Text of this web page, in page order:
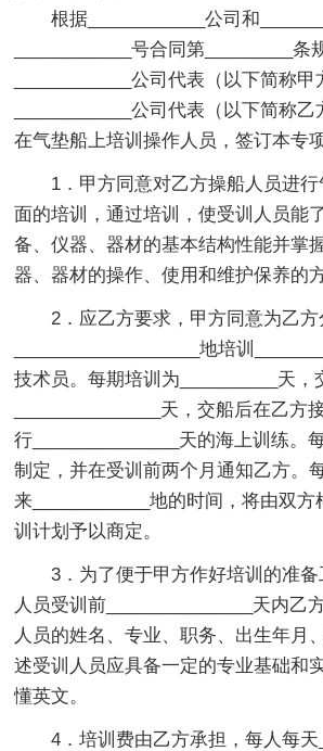
根据____________公司和
____________号合同第_________条
____________公司代表（以下简称甲
____________公司代表（以下简称
在气垫船上培训操作人员，签订本专
1．甲方同意对乙方操船人员进
面的培训，通过培训，使受训人员能
备、仪器、器材的基本结构性能并掌
器、器材的操作、使用和维护保养的方
2．应乙方要求，甲方同意为乙
___________________地培训
技术员。每期培训为__________天，
_______________天，交船后在乙方
行_______________天的海上训练。
制定，并在受训前两个月通知乙方。
来____________地的时间，将由双
训计划予以商定。
3．为了便于甲方作好培训的准备
人员受训前_______________天内乙
人员的姓名、专业、职务、出生年月
述受训人员应具备一定的专业基础和
懂英文。
4．培训费由乙方承担，每人每天